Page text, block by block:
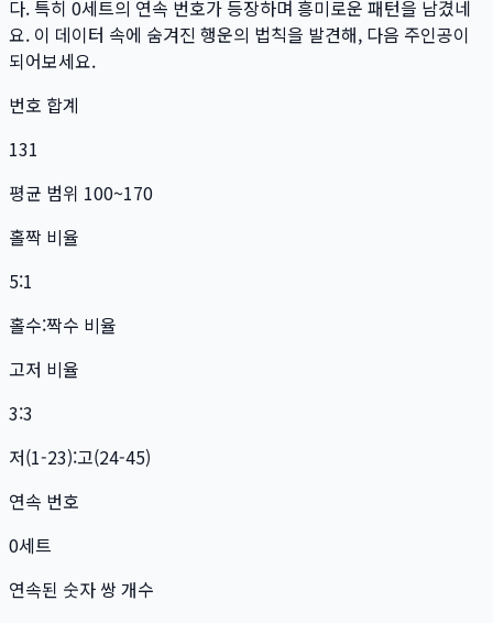
다. 특히 0세트의 연속 번호가 등장하며 흥미로운 패턴을 남겼네
요. 이 데이터 속에 숨겨진 행운의 법칙을 발견해, 다음 주인공이
되어보세요.
번호 합계
131
평균 범위 100~170
홀짝 비율
5:1
홀수:짝수 비율
고저 비율
3:3
저(1-23):고(24-45)
연속 번호
0세트
연속된 숫자 쌍 개수